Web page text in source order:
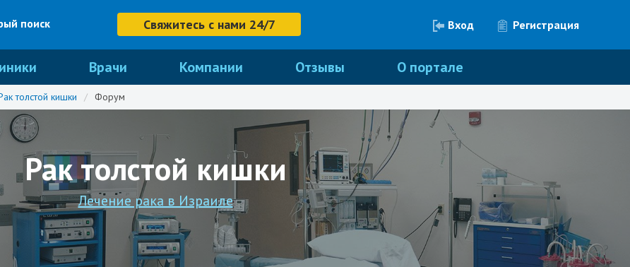
Регистрация
Вход
поиск Свяжитесь с нами 24/7
Врачи Компании Отзывы О портале
толстой кишки / Форум
Рак толстой кишки
Лечение рака в Израиле